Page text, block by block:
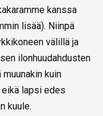
kanssa
lisää). Niinpä
välillä ja
ilonhuudahdusten
kuin
eikä lapsi edes
kuule.